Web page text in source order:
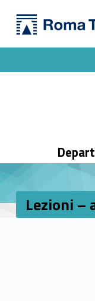
Lezioni - aule e orari - Dipartimento di Scienze della Formazione
Dipartimento di Scienze della Formazione dell'Università degli Studi Roma Tre
Header info sidebar
Lezioni –